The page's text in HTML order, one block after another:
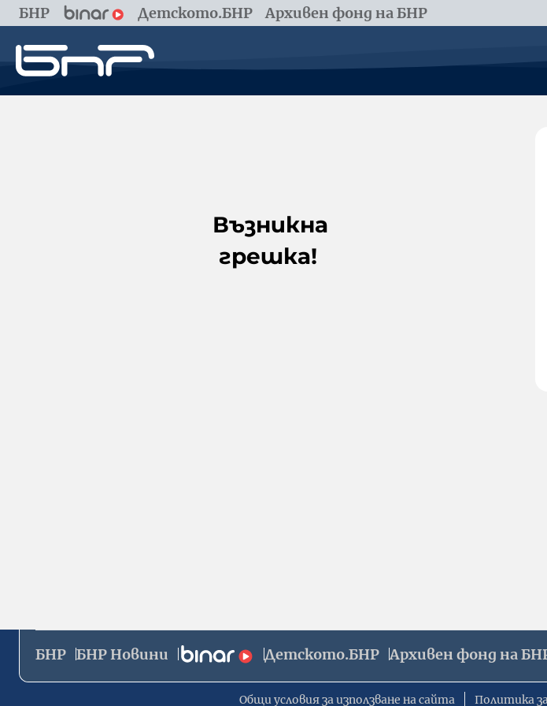
БНР Детското.БНР Архивен фонд на БНР
Възникна
грешка!
БНР БНР Новини Детското.БНР Архивен фонд на
Общи условия за използване на сайта Политика